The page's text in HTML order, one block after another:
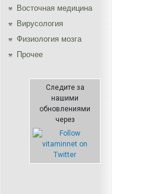
Восточная медицина
Вирусология
Физиология мозга
Прочее
Следите за
нашими
обновлениями
через